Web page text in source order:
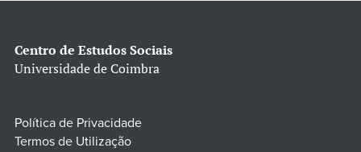
Centro de Estudos Sociais
Universidade de Coimbra
Política de Privacidade
Termos de Utilização